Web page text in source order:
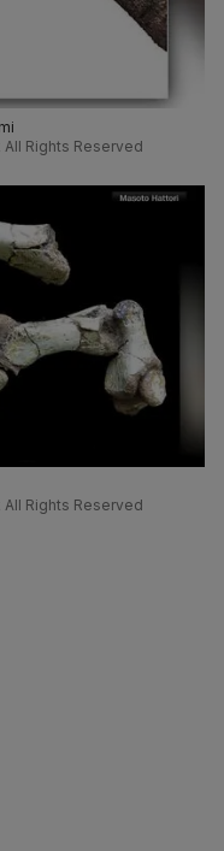
Rights Reserved
Rights Reserved